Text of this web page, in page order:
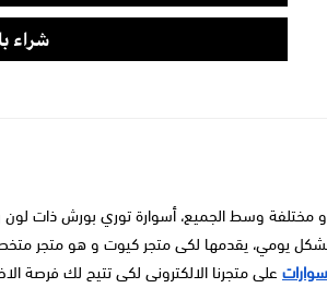
وسط الجميع، أسوارة توري بورش ذات لون روز
على متجرنا الالكترونى لكى تتيح لك فرصة